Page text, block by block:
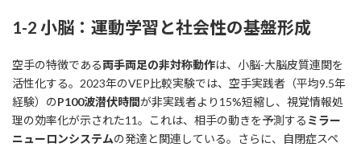
1-2 小脳：運動学習と社会性の基盤形成
空手の特徴である両手両足の非対称動作は、小脳-大脳皮質連関を
活性化する。2023年のVEP比較実験では、空手実践者（平均9.5年
経験）のP100波潜伏時間が非実践者より15%短縮し、視覚情報処
理の効率化が示された11。これは、相手の動きを予測する ミラー
ニューロンシステムの発達と関連している。さらに、自閉症スペ